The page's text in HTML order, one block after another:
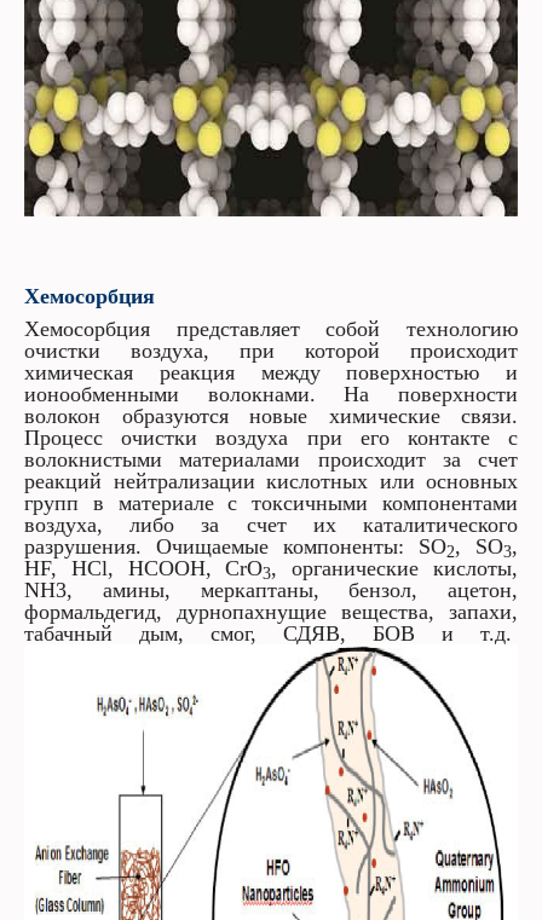
Хемосорбция
Хемосорбция представляет собой технологию
очистки воздуха, при которой происходит
химическая реакция между поверхностью и
ионообменными волокнами. На поверхности
волокон образуются новые химические связи.
Процесс очистки воздуха при его контакте с
волокнистыми материалами происходит за счет
реакций нейтрализации кислотных или основных
групп в материале с токсичными компонентами
воздуха, либо за счет их каталитического
разрушения. Очищаемые компоненты: SO2, SO3,
HF, HCl, HCOOH, CrO3, органические кислоты,
NH3, амины, меркаптаны, бензол, ацетон,
формальдегид, дурнопахнущие вещества, запахи,
табачный дым, смог, СДЯВ, БОВ и т.д.